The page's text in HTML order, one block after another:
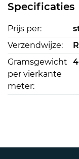
Specificaties
Prijs per:
Verzendwijze:
Gramsgewicht
per vierkante
meter: